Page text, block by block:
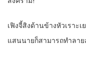
เฟิงจี้สิงด้านข้างหัวเราะ
แสนนายก็สามารถทำลาย